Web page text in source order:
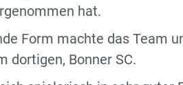
hat.
Form machte das Team
dortigen, Bonner SC.